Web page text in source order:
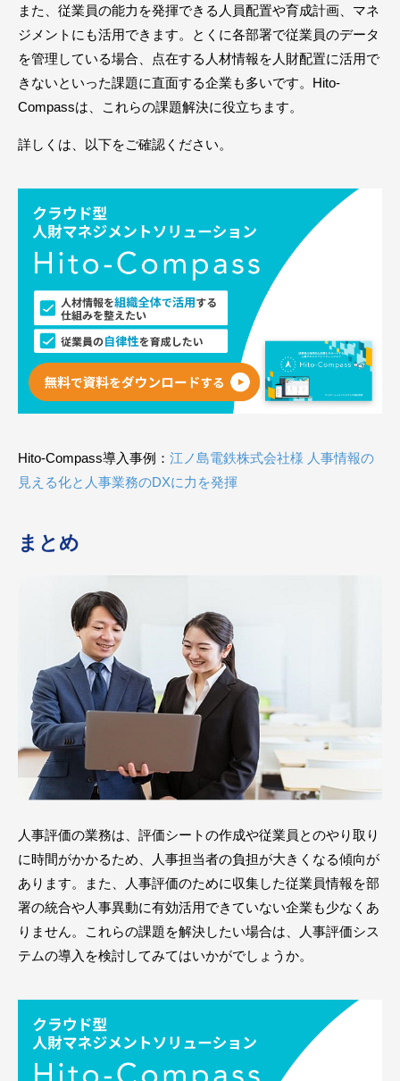
また、従業員の能力を発揮できる人員配置や育成計画、マネ
ジメントにも活用できます。とくに各部署で従業員のデータ
を管理している場合、点在する人材情報を人財配置に活用で
きないといった課題に直面する企業も多いです。Hito-
Compassは、これらの課題解決に役立ちます。
詳しくは、以下をご確認ください。
Hito-Compass導入事例： 江ノ島電鉄株式会社様 人事情報の
見える化と人事業務のDXに力を発揮
まとめ
人事評価の業務は、評価シートの作成や従業員とのやり取り
に時間がかかるため、人事担当者の負担が大きくなる傾向が
あります。また、人事評価のために収集した従業員情報を部
署の統合や人事異動に有効活用できていない企業も少なくあ
りません。これらの課題を解決したい場合は、人事評価シス
テムの導入を検討してみてはいかがでしょうか。
無料個別相談会
イベント・セミナー
メンバーズサイト